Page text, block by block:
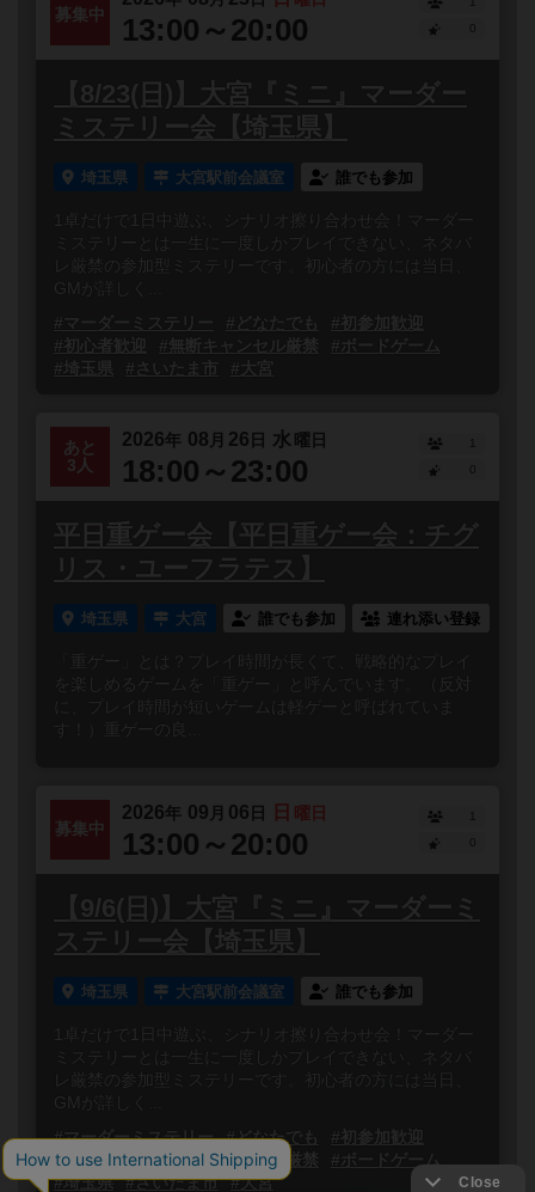
募集中 13:00～20:00
【8/23(日)】大宮『ミニ』マーダー
ミステリー会【埼玉県】
埼玉県 大宮駅前会議室 誰でも参加
1卓だけで1日中遊ぶ、シナリオ擦り合わせ会！マーダー
ミステリーとは一生に一度しかプレイできない、ネタバ
レ厳禁の参加型ミステリーです。初心者の方には当日、
GMが詳しく...
#マーダーミステリー
#どなたでも
#初参加歓迎
#初心者歓迎
#無断キャンセル厳禁
#ボードゲーム
#埼玉県
#さいたま市 #大宮
あと
3人
2026年 08 月 26 日 水 曜日
18:00～23:00
1
平日重ゲー会【平日重ゲー会：チグ
リス・ユーフラテス】
埼玉県 大宮 誰でも参加 連れ添い登録
「重ゲー」とは？プレイ時間が長くて、戦略的なプレイ
を楽しめるゲームを「重ゲー」と呼んでいます。（反対
に、プレイ時間が短いゲームは軽ゲーと呼ばれていま
す！）重ゲーの良...
募集中
2026年 09 月 06 日 日 曜日
13:00～20:00
1
【9/6(日)】大宮『ミニ』マーダーミ
ステリー会【埼玉県】
埼玉県 大宮駅前会議室 誰でも参加
1卓だけで1日中遊ぶ、シナリオ擦り合わせ会！マーダー
ミステリーとは一生に一度しかプレイできない、ネタバ
レ厳禁の参加型ミステリーです。初心者の方には当日、
GMが詳しく...
#マーダーミステリー
#どなたでも
#初参加歓迎
#初心者歓迎
#無断キャンセル厳禁
#ボードゲーム
#埼玉県
#さいたま市 #大宮